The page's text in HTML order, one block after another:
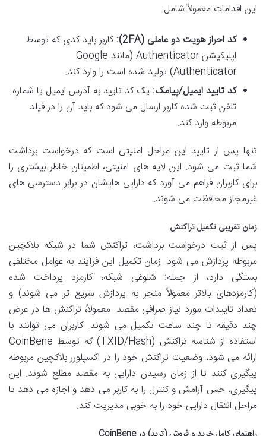
این اقدامات معمولاً شامل:
کد احراز هویت دو عاملی (2FA):
کاربر باید کدی که توسط
اپلیکیشن Authenticator (مانند Google
Authenticator) تولید شده است را وارد کند.
کد تایید ایمیل/پیامک: یک کد تایید به آدرس ایمیل یا شماره
تلفن ثبت شده کاربر ارسال می شود که باید آن را در فیلد
مربوطه وارد کند.
تنها پس از تایید این مراحل امنیتی است که درخواست برداشت
شما ثبت می شود. این لایه های امنیتی، اطمینان خاطر بیشتری را
برای کاربران فراهم می آورد که دارایی هایشان در برابر دسترسی های
غیرمجاز محافظت می شوند.
زمان تقریبی تکمیل تراکنش
پس از ثبت درخواست برداشت، تراکنش شما در شبکه بلاکچین
مربوطه پردازش می شود. زمان تکمیل این فرآیند به عوامل مختلفی
بستگی دارد، از جمله: شلوغی شبکه، کارمزد پرداخت شده
(کارمزدهای بالاتر معمولاً منجر به پردازش سریع تر می شوند) و
تعداد تاییدات مورد نیاز صرافی مقصد. معمولاً، تراکنش ها در عرض
چند دقیقه تا چند ساعت تکمیل می شوند. کاربران می توانند با
استفاده از شناسه تراکنش (TXID/Hash) که توسط CoinBene
ارائه می شود، وضعیت تراکنش خود را در اکسپلورر بلاکچین مربوطه
پیگیری کنند تا از زمان رسیدن دارایی به مقصد مطلع شوند. این
پیگیری، حس آرامش و کنترل را به کاربر می دهد و اجازه می دهد تا
مراحل انتقال دارایی خود را به خوبی مدیریت کند.